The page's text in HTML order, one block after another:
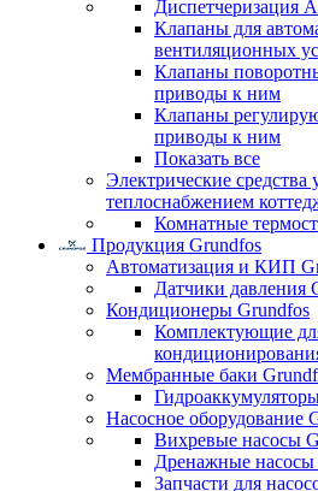
Диспетчеризация
Клапаны для
вентиляционных
Клапаны
приводы к ним
Клапаны
приводы к ним
Показать все
Электрические средства
теплоснабжением
Комнатные
Продукция Grundfos
Автоматизация и КИП
Датчики давления
Кондиционеры Grundfos
Комплектующие
Мембранные баки
Насосное оборудование
Вихревые насосы
Дренажные насосы
Запчасти для